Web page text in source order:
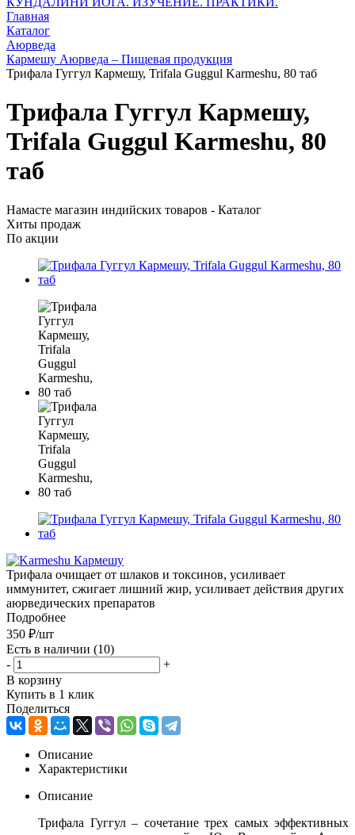
Главная
Каталог
Аюрведа
Кармешу Аюрведа – Пищевая продукция
Трифала Гуггул Кармешу, Trifala Guggul Karmeshu, 80 таб
Трифала Гуггул Кармешу,
Trifala Guggul Karmeshu, 80
таб
Намасте магазин индийских товаров - Каталог
Хиты продаж
По акции
Трифала очищает от шлаков и токсинов, усиливает
иммунитет, сжигает лишний жир, усиливает действия других
аюрведических препаратов
Подробнее
350 ₽/шт
Есть в наличии (10)
-
+
В корзину
Купить в 1 клик
Поделиться
Описание
Характеристики
Описание
Трифала Гуггул – сочетание трех самых эффективных